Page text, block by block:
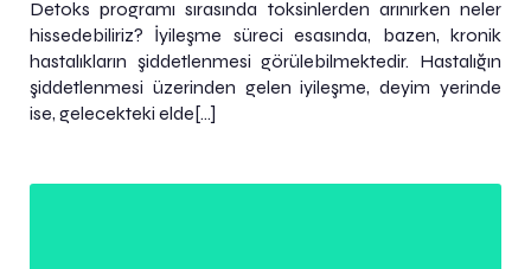
Detoks programı sırasında toksinlerden arınırken neler
hissedebiliriz? İyileşme süreci esasında, bazen, kronik
hastalıkların şiddetlenmesi görülebilmektedir. Hastalığın
şiddetlenmesi üzerinden gelen iyileşme, deyim yerinde
ise, gelecekteki elde[…]